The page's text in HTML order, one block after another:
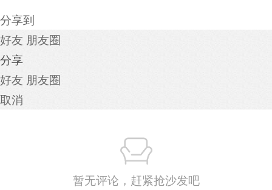
分享到
好友 朋友圈
分享
好友 朋友圈
取消
暂无评论，赶紧抢沙发吧